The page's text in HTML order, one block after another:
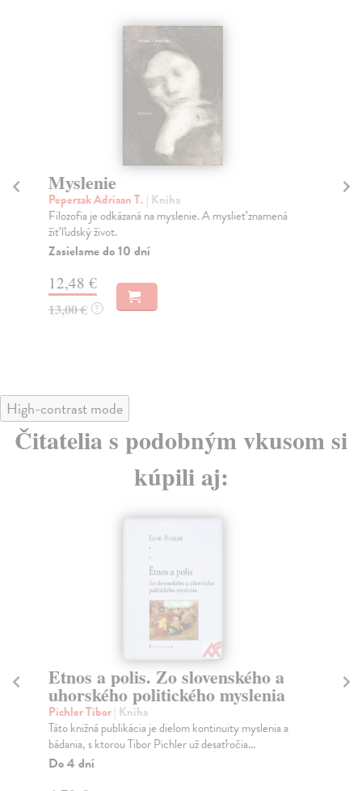
Myslenie
Peperzak Adriaan T. | Kniha
Filozofia je odkázaná na myslenie. A myslieť znamená
žiť ľudský život.
Zasielame do 10 dní
12,48 €
13,00 € ?
High-contrast mode
Čitatelia s podobným vkusom si
kúpili aj:
Etnos a polis. Zo slovenského a
uhorského politického myslenia
Pichler Tibor| Kniha
Táto knižná publikácia je dielom kontinuity myslenia a
bádania, s ktorou Tibor Pichler už desaťročia...
Do 4 dní